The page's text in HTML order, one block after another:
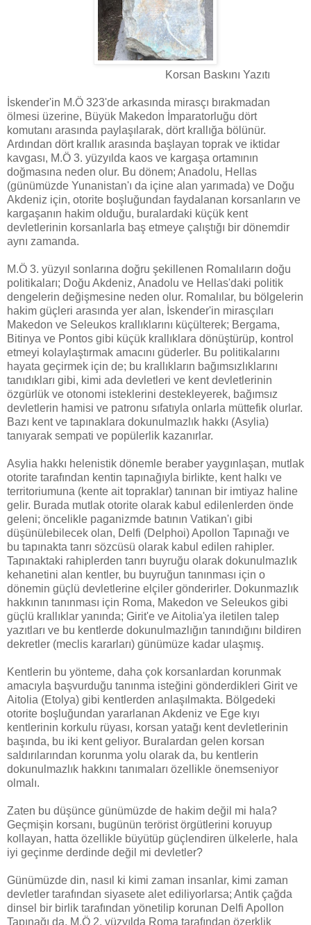
Korsan Baskını Yazıtı
İskender'in M.Ö 323'de arkasında mirasçı bırakmadan
ölmesi üzerine, Büyük Makedon İmparatorluğu dört
komutanı arasında paylaşılarak, dört krallığa bölünür.
Ardından dört krallık arasında başlayan toprak ve iktidar
kavgası, M.Ö 3. yüzyılda kaos ve kargaşa ortamının
doğmasına neden olur. Bu dönem; Anadolu, Hellas
(günümüzde Yunanistan'ı da içine alan yarımada) ve Doğu
Akdeniz için, otorite boşluğundan faydalanan korsanların ve
kargaşanın hakim olduğu, buralardaki küçük kent
devletlerinin korsanlarla baş etmeye çalıştığı bir dönemdir
aynı zamanda.
M.Ö 3. yüzyıl sonlarına doğru şekillenen Romalıların doğu
politikaları; Doğu Akdeniz, Anadolu ve Hellas'daki politik
dengelerin değişmesine neden olur. Romalılar, bu bölgelerin
hakim güçleri arasında yer alan, İskender'in mirasçıları
Makedon ve Seleukos krallıklarını küçülterek; Bergama,
Bitinya ve Pontos gibi küçük krallıklara dönüştürüp, kontrol
etmeyi kolaylaştırmak amacını güderler. Bu politikalarını
hayata geçirmek için de; bu krallıkların bağımsızlıklarını
tanıdıkları gibi, kimi ada devletleri ve kent devletlerinin
özgürlük ve otonomi isteklerini destekleyerek, bağımsız
devletlerin hamisi ve patronu sıfatıyla onlarla müttefik olurlar.
Bazı kent ve tapınaklara dokunulmazlık hakkı (Asylia)
tanıyarak sempati ve popülerlik kazanırlar.
Asylia hakkı helenistik dönemle beraber yaygınlaşan, mutlak
otorite tarafından kentin tapınağıyla birlikte, kent halkı ve
territoriumuna (kente ait topraklar) tanınan bir imtiyaz haline
gelir. Burada mutlak otorite olarak kabul edilenlerden önde
geleni; öncelikle paganizmde batının Vatikan'ı gibi
düşünülebilecek olan, Delfi (Delphoi) Apollon Tapınağı ve
bu tapınakta tanrı sözcüsü olarak kabul edilen rahipler.
Tapınaktaki rahiplerden tanrı buyruğu olarak dokunulmazlık
kehanetini alan kentler, bu buyruğun tanınması için o
dönemin güçlü devletlerine elçiler gönderirler. Dokunmazlık
hakkının tanınması için Roma, Makedon ve Seleukos gibi
güçlü krallıklar yanında; Girit'e ve Aitolia'ya iletilen talep
yazıtları ve bu kentlerde dokunulmazlığın tanındığını bildiren
dekretler (meclis kararları) günümüze kadar ulaşmış.
Kentlerin bu yönteme, daha çok korsanlardan korunmak
amacıyla başvurduğu tanınma isteğini gönderdikleri Girit ve
Aitolia (Etolya) gibi kentlerden anlaşılmakta. Bölgedeki
otorite boşluğundan yararlanan Akdeniz ve Ege kıyı
kentlerinin korkulu rüyası, korsan yatağı kent devletlerinin
başında, bu iki kent geliyor. Buralardan gelen korsan
saldırılarından korunma yolu olarak da, bu kentlerin
dokunulmazlık hakkını tanımaları özellikle önemseniyor
olmalı.
Zaten bu düşünce günümüzde de hakim değil mi hala?
Geçmişin korsanı, bugünün terörist örgütlerini koruyup
kollayan, hatta özellikle büyütüp güçlendiren ülkelerle, hala
iyi geçinme derdinde değil mi devletler?
Günümüzde din, nasıl ki kimi zaman insanlar, kimi zaman
devletler tarafından siyasete alet ediliyorlarsa; Antik çağda
dinsel bir birlik tarafından yönetilip korunan Delfi Apollon
Tapınağı da, M.Ö 2. yüzyılda Roma tarafından özerklik